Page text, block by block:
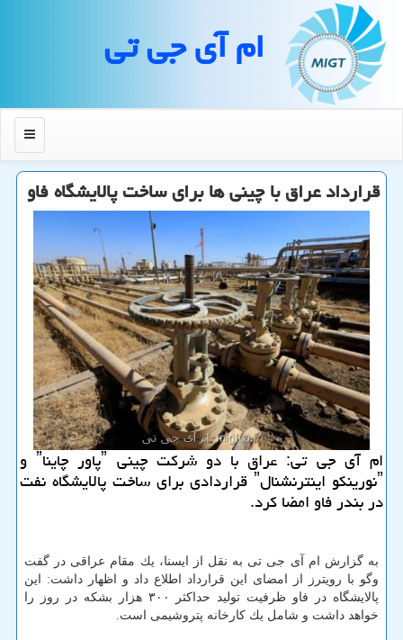
ام آی جی تی
منو
قرارداد عراق با چینی ها برای ساخت پالایشگاه فاو
ام آی جی تی: عراق با دو شركت چینی ˮپاور چایناˮ و
ˮنورینكو اینترنشنالˮ قراردادی برای ساخت پالایشگاه نفت
در بندر فاو امضا كرد.
به گزارش ام آی جی تی به نقل از ایسنا، یك مقام عراقی در گفت
وگو با رویترز از امضای این قرارداد اطلاع داد و اظهار داشت: این
پالایشگاه در فاو ظرفیت تولید حداكثر ۳۰۰ هزار بشكه در روز را
خواهد داشت و شامل یك كارخانه پتروشیمی است.